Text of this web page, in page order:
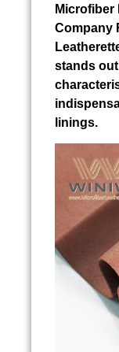
Microfiber
Company
stands
linings.